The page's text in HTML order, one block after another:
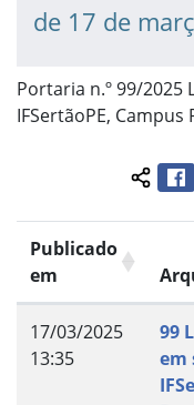
de 17 de
Portaria n.º 99/
IFSertãoPE,
Publicado
em
17/03/2025
13:35
99
em